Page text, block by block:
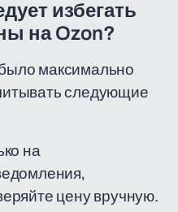
избегать
на Ozon?
максимально
следующие
на
цену вручную.